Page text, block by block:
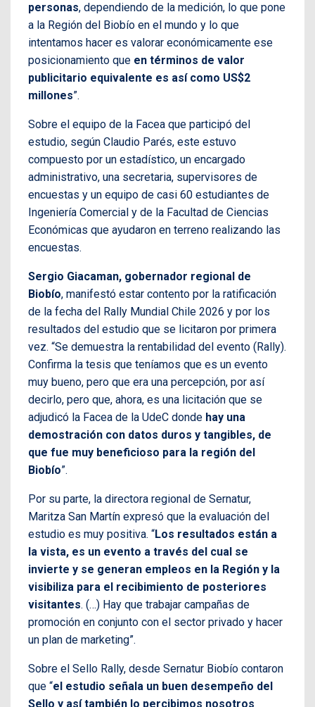
personas, dependiendo de la medición, lo que pone
a la Región del Biobío en el mundo y lo que
intentamos hacer es valorar económicamente ese
posicionamiento que en términos de valor
publicitario equivalente es así como US$2
millones”.
Sobre el equipo de la Facea que participó del
estudio, según Claudio Parés, este estuvo
compuesto por un estadístico, un encargado
administrativo, una secretaria, supervisores de
encuestas y un equipo de casi 60 estudiantes de
Ingeniería Comercial y de la Facultad de Ciencias
Económicas que ayudaron en terreno realizando las
encuestas.
Sergio Giacaman, gobernador regional de
Biobío, manifestó estar contento por la ratificación
de la fecha del Rally Mundial Chile 2026 y por los
resultados del estudio que se licitaron por primera
vez. “Se demuestra la rentabilidad del evento (Rally).
Confirma la tesis que teníamos que es un evento
muy bueno, pero que era una percepción, por así
decirlo, pero que, ahora, es una licitación que se
adjudicó la Facea de la UdeC donde hay una
demostración con datos duros y tangibles, de
que fue muy beneficioso para la región del
Biobío”.
Por su parte, la directora regional de Sernatur,
Maritza San Martín expresó que la evaluación del
estudio es muy positiva. “Los resultados están a
la vista, es un evento a través del cual se
invierte y se generan empleos en la Región y la
visibiliza para el recibimiento de posteriores
visitantes. (…) Hay que trabajar campañas de
promoción en conjunto con el sector privado y hacer
un plan de marketing”.
Sobre el Sello Rally, desde Sernatur Biobío contaron
que “el estudio señala un buen desempeño del
Sello y así también lo percibimos nosotros